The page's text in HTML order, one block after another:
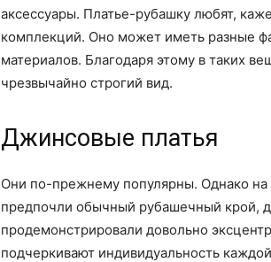
аксессуары. Платье-рубашку любят,
комплекций. Оно может иметь разные
материалов. Благодаря этому в таких
чрезвычайно строгий вид.
Джинсовые платья
Они по-прежнему популярны. Однако на
предпочли обычный рубашечный крой,
продемонстрировали довольно
подчеркивают индивидуальность